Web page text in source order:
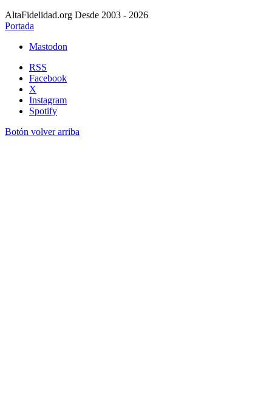
AltaFidelidad.org Desde 2003 - 2026
Portada
Mastodon
RSS
Facebook
X
Instagram
Spotify
Botón volver arriba